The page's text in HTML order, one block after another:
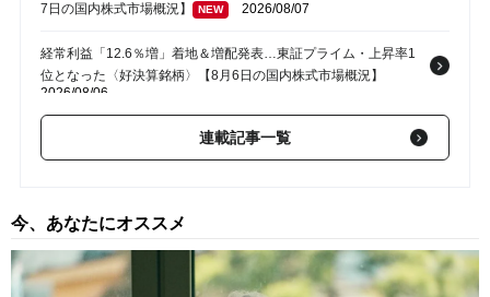
7日の国内株式市場概況】
NEW 2026/08/07
経常利益「12.6％増」着地＆増配発表…東証プライム・上昇率1
位となった〈好決算銘柄〉【8月6日の国内株式市場概況】
2026/08/06
〈イビデン〉ストップ高で東証プライム・上昇率1位…純利益予
想「580億円→840億円」へ上方修正＆株式分割の発表【8月5日
わずか1週間で「株価2倍」…トーメンデバイスが連日ストップ高
2026/08/04
連載記事一覧
今、あなたにオススメ